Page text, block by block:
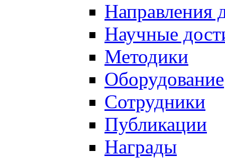
Направления
Научные
Методики
Оборудование
Сотрудники
Публикации
Награды